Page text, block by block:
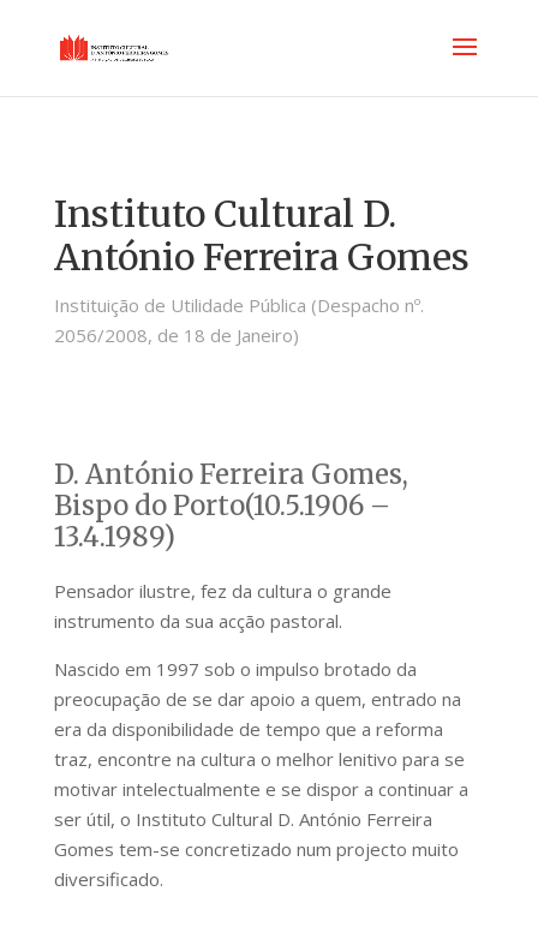
Instituto Cultural D.
António Ferreira Gomes
Instituição de Utilidade Pública (Despacho nº.
2056/2008, de 18 de Janeiro)
D. António Ferreira Gomes,
Bispo do Porto(10.5.1906 –
13.4.1989)
Pensador ilustre, fez da cultura o grande
instrumento da sua acção pastoral.
Nascido em 1997 sob o impulso brotado da
preocupação de se dar apoio a quem, entrado na
era da disponibilidade de tempo que a reforma
traz, encontre na cultura o melhor lenitivo para se
motivar intelectualmente e se dispor a continuar a
ser útil, o Instituto Cultural D. António Ferreira
Gomes tem-se concretizado num projecto muito
diversificado.